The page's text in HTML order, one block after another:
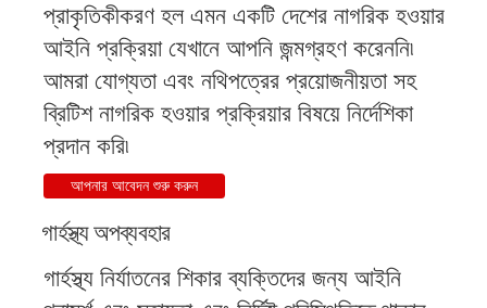
প্রাকৃতিকীকরণ হল এমন একটি দেশের নাগরিক হওয়ার
আইনি প্রক্রিয়া যেখানে আপনি জন্মগ্রহণ করেননি৷
আমরা যোগ্যতা এবং নথিপত্রের প্রয়োজনীয়তা সহ
ব্রিটিশ নাগরিক হওয়ার প্রক্রিয়ার বিষয়ে নির্দেশিকা
প্রদান করি৷
আপনার আবেদন শুরু করুন
গার্হস্থ্য অপব্যবহার
গার্হস্থ্য নির্যাতনের শিকার ব্যক্তিদের জন্য আইনি